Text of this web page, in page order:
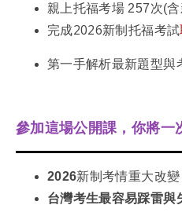
親上托福考場 257次(
完成2026新制托福考試
第一手解析最新題型與
參加這場公開課，你將一
2026新制考情重大改變
台灣考生最容易踩雷與